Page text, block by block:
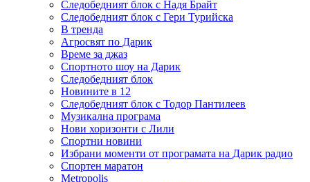
Следобедният блок с Надя Брайт
Следобедният блок с Гери Турийска
В тренда
Агросвят по Дарик
Време за джаз
Спортното шоу на Дарик
Следобедният блок
Новините в 12
Следобедният блок с Тодор Пантилеев
Музикална програма
Нови хоризонти с Лили
Спортни новини
Избрани моменти от програмата на Дарик радио
Спортен маратон
Metropolis